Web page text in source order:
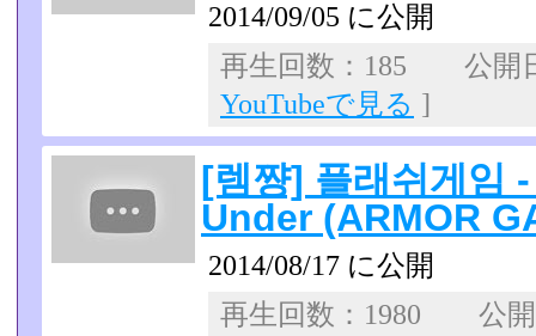
2014/09/05 に公開
再生回数：185 公開
YouTubeで見る ]
[렘쨩] 플래쉬게임
Under (ARMOR
2014/08/17 に公開
再生回数：1980 公